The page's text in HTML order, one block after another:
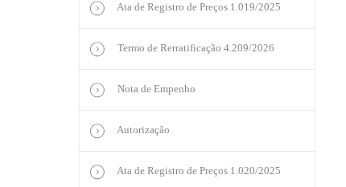
Ata de Registro de Preços 1.019/2025
Termo de Rerratificação 4.209/2026
Nota de Empenho
Autorização
Ata de Registro de Preços 1.020/2025